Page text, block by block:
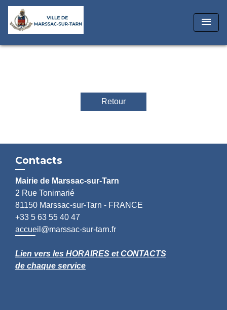
menu
Retour
Contacts
Mairie de Marssac-sur-Tarn
2 Rue Tonimarié
81150 Marssac-sur-Tarn - FRANCE
+33 5 63 55 40 47
accueil@marssac-sur-tarn.fr
Lien vers les HORAIRES et CONTACTS
de chaque service